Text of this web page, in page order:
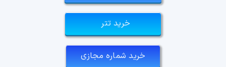
خرید تتر
خرید شماره مجازی